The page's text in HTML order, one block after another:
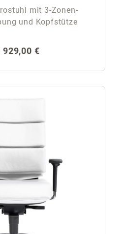
mit 3-Zonen-
und Kopfstütze
Preis:
929,00 €